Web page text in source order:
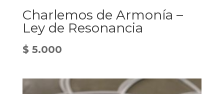
Charlemos de Armonía –
Ley de Resonancia
$ 5.000